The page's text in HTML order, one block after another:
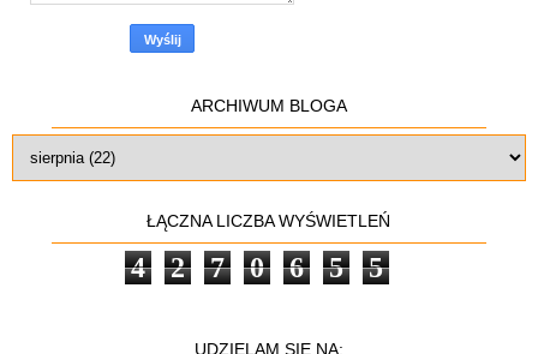
ARCHIWUM BLOGA
ŁĄCZNA LICZBA WYŚWIETLEŃ
4 2 7 0 6 5 5
UDZIELAM SIĘ NA: